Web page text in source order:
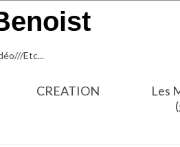
Etc...
CREATION
Les